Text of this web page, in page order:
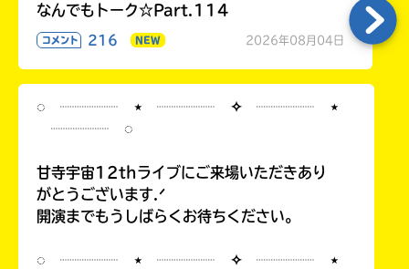
なんでもトーク☆Part.114
コメント 216 NEW 2026年08月04日
◌ ┈┈┈┈ ⋆ ┈┈┈┈ ✧ ┈┈┈┈ ⋆
┈┈┈┈ ◌
甘寺宇宙12thライブにご来場いただきあり
がとうございます.ᐟ
開演までもうしばらくお待ちください。
◌ ┈┈┈┈ ⋆ ┈┈┈┈ ✧ ┈┈┈┈ ⋆